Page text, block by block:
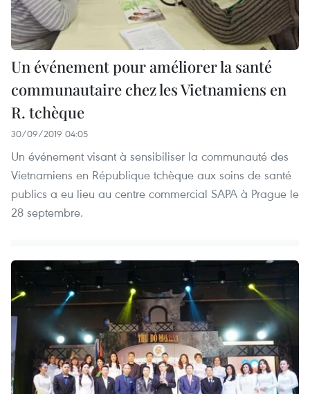
Un événement pour améliorer la santé
communautaire chez les Vietnamiens en
R. tchèque
30/09/2019 04:05
Un événement visant à sensibiliser la communauté des
Vietnamiens en République tchèque aux soins de santé
publics a eu lieu au centre commercial SAPA à Prague le
28 septembre.